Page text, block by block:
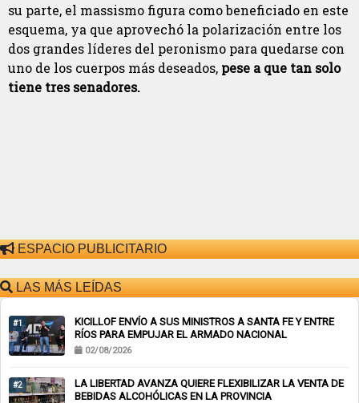
su parte, el massismo figura como beneficiado en este
esquema, ya que aprovechó la polarización entre los
dos grandes líderes del peronismo para quedarse con
uno de los cuerpos más deseados, pese a que tan solo
tiene tres senadores.
ESPACIO PUBLICITARIO
LAS MÁS LEÍDAS
#1
KICILLOF ENVÍO A SUS MINISTROS A SANTA FE Y ENTRE
RÍOS PARA EMPUJAR EL ARMADO NACIONAL
02/08/2026
#2
LA LIBERTAD AVANZA QUIERE FLEXIBILIZAR LA VENTA DE
BEBIDAS ALCOHÓLICAS EN LA PROVINCIA